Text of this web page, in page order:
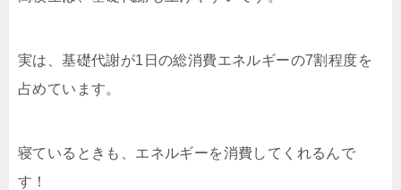
実は、基礎代謝が1日の総消費エネルギーの7割程度を
占めています。
寝ているときも、エネルギーを消費してくれるんで
す！